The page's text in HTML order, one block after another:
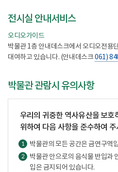
전시실 안내서비스
오디오가이드
박물관 1층 안내데스크에서 오디오전용
대여하고 있습니다. (안내데스크061)
박물관 관람시 유의사항
우리의 귀중한 역사유산을 보호
위하여 다음 사항을 준수하여
1 박물관의 모든 공간은 금연구역
2
박물관 안으로의 음식물 반입과
입은 금지되어 있습니다.